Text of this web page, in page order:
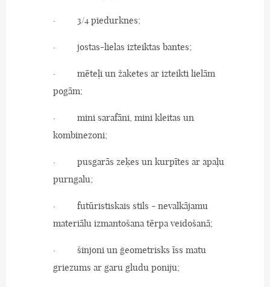
· 3/4 piedurknes;
· jostas-lielas izteiktas bantes;
· mēteļi un žaketes ar izteikti lielām
pogām;
· mini sarafāni, mini kleitas un
kombinezoni;
· pusgarās zeķes un kurpītes ar apaļu
purngalu;
· futūristiskais stils - nevalkājamu
materiālu izmantošana tērpa veidošanā;
· šinjoni un ģeometrisks īss matu
griezums ar garu gludu poniju;